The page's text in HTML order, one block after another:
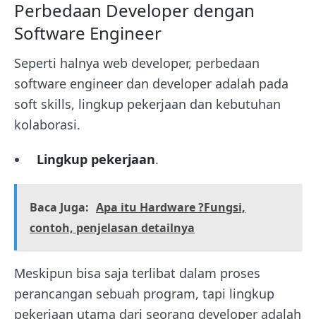
Perbedaan Developer dengan
Software Engineer
Seperti halnya web developer, perbedaan
software engineer dan developer adalah pada
soft skills, lingkup pekerjaan dan kebutuhan
kolaborasi.
Lingkup pekerjaan.
Baca Juga: Apa itu Hardware ?Fungsi,
contoh, penjelasan detailnya
Meskipun bisa saja terlibat dalam proses
perancangan sebuah program, tapi lingkup
pekerjaan utama dari seorang developer adalah